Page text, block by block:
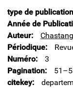
type de publication
Année de
Auteur
Périodique
Numéro
3
Pagination
citekey